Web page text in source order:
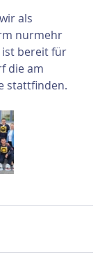
als
nurmehr
ist bereit für
die am
stattfinden.